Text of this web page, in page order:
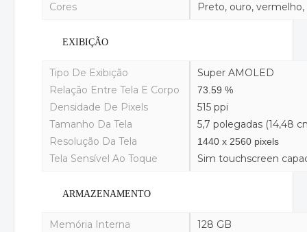
Cores Preto, ouro, vermelho,
EXIBIÇÃO
Tipo De Exibição
Super AMOLED
Relação Entre Tela E Corpo
73.59 %
Densidade De Pixels
515 ppi
Tamanho Da Tela
5,7 polegadas (14,48
Resolução Da Tela
1440 x 2560 pixels
Tela Sensível Ao Toque Sim touchscreen
ARMAZENAMENTO
Memória Interna
128 GB